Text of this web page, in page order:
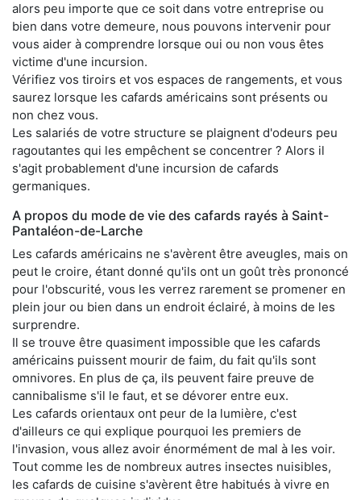
alors peu importe que ce soit dans votre entreprise ou
bien dans votre demeure, nous pouvons intervenir pour
vous aider à comprendre lorsque oui ou non vous êtes
victime d'une incursion.
Vérifiez vos tiroirs et vos espaces de rangements, et vous
saurez lorsque les cafards américains sont présents ou
non chez vous.
Les salariés de votre structure se plaignent d'odeurs peu
ragoutantes qui les empêchent se concentrer ? Alors il
s'agit probablement d'une incursion de cafards
germaniques.
A propos du mode de vie des cafards rayés à Saint-
Pantaléon-de-Larche
Les cafards américains ne s'avèrent être aveugles, mais on
peut le croire, étant donné qu'ils ont un goût très prononcé
pour l'obscurité, vous les verrez rarement se promener en
plein jour ou bien dans un endroit éclairé, à moins de les
surprendre.
Il se trouve être quasiment impossible que les cafards
américains puissent mourir de faim, du fait qu'ils sont
omnivores. En plus de ça, ils peuvent faire preuve de
cannibalisme s'il le faut, et se dévorer entre eux.
Les cafards orientaux ont peur de la lumière, c'est
d'ailleurs ce qui explique pourquoi les premiers de
l'invasion, vous allez avoir énormément de mal à les voir.
Tout comme les de nombreux autres insectes nuisibles,
les cafards de cuisine s'avèrent être habitués à vivre en